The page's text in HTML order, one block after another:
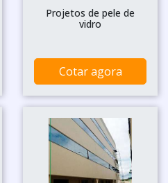
Projetos de pele de
vidro
Cotar agora